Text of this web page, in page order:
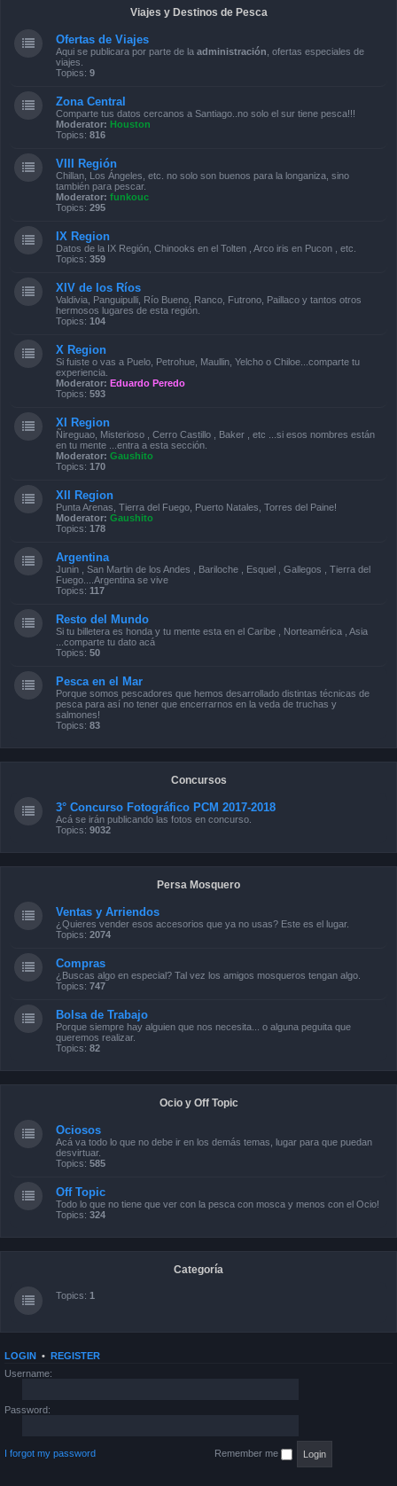
Viajes y Destinos de Pesca
Ofertas de Viajes
Aqui se publicara por parte de la administración , ofertas especiales de
viajes.
Topics: 9
Zona Central
Comparte tus datos cercanos a Santiago..no solo el sur tiene pesca!!!
Moderator: Houston
Topics: 816
VIII Región
Chillan, Los Ángeles, etc. no solo son buenos para la longaniza, sino
también para pescar.
Moderator: funkouc
Topics: 295
IX Region
Datos de la IX Región, Chinooks en el Tolten , Arco iris en Pucon , etc.
Topics: 359
XIV de los Ríos
Valdivia, Panguipulli, Río Bueno, Ranco, Futrono, Paillaco y tantos otros
hermosos lugares de esta región.
Topics: 104
X Region
Si fuiste o vas a Puelo, Petrohue, Maullin, Yelcho o Chiloe...comparte tu
experiencia.
Moderator: Eduardo Peredo
Topics: 593
XI Region
Ñireguao, Misterioso , Cerro Castillo , Baker , etc ...si esos nombres están
en tu mente ...entra a esta sección.
Moderator: Gaushito
Topics: 170
XII Region
Punta Arenas, Tierra del Fuego, Puerto Natales, Torres del Paine!
Moderator: Gaushito
Topics: 178
Argentina
Junin , San Martin de los Andes , Bariloche , Esquel , Gallegos , Tierra del
Fuego....Argentina se vive
Topics: 117
Resto del Mundo
Si tu billetera es honda y tu mente esta en el Caribe , Norteamérica , Asia
...comparte tu dato acá
Topics: 50
Pesca en el Mar
Porque somos pescadores que hemos desarrollado distintas técnicas de
pesca para así no tener que encerrarnos en la veda de truchas y
salmones!
Topics: 83
Concursos
3° Concurso Fotográfico PCM 2017-2018
Acá se irán publicando las fotos en concurso.
Topics: 9032
Persa Mosquero
Ventas y Arriendos
¿Quieres vender esos accesorios que ya no usas? Este es el lugar.
Topics: 2074
Compras
¿Buscas algo en especial? Tal vez los amigos mosqueros tengan algo.
Topics: 747
Bolsa de Trabajo
Porque siempre hay alguien que nos necesita... o alguna peguita que
queremos realizar.
Topics: 82
Ocio y Off Topic
Ociosos
Acá va todo lo que no debe ir en los demás temas, lugar para que puedan
desvirtuar.
Topics: 585
Off Topic
Todo lo que no tiene que ver con la pesca con mosca y menos con el Ocio!
Topics: 324
Categoría
Topics: 1
LOGIN • REGISTER
Username:
Password:
I forgot my password Remember me